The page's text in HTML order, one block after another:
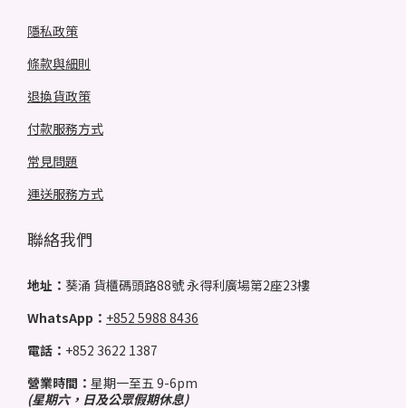
隱私政策
條款與細則
退換貨政策
付款服務方式
常見問題
運送服務方式
聯絡我們
地址： 葵涌 貨櫃碼頭路88號 永得利廣場第2座23樓
WhatsApp： +852 5988 8436
電話： +852 3622 1387
營業時間： 星期一至五 9-6pm
(星期六，日及公眾假期休息)